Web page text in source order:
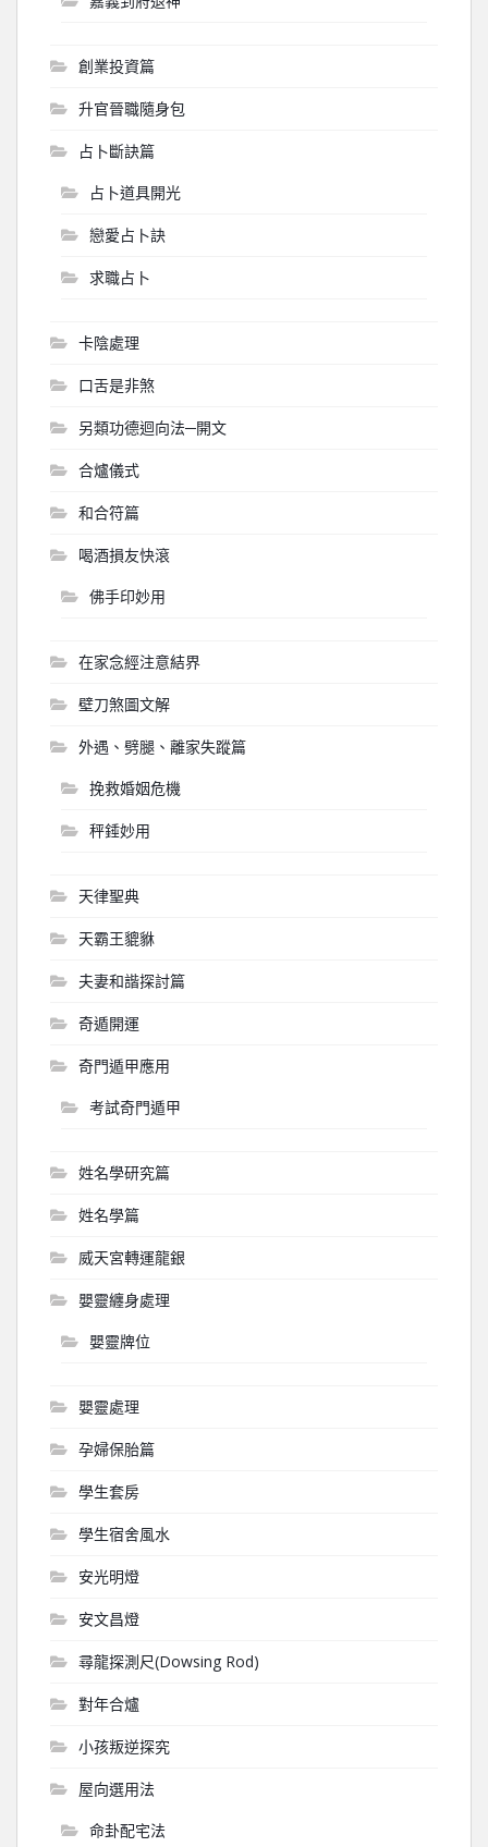
創業投資篇
升官晉職隨身包
占卜斷訣篇
占卜道具開光
戀愛占卜訣
求職占卜
卡陰處理
口舌是非煞
另類功德迴向法─開文
合爐儀式
和合符篇
喝酒損友快滾
佛手印妙用
在家念經注意結界
壁刀煞圖文解
外遇、劈腿、離家失蹤篇
挽救婚姻危機
秤錘妙用
天律聖典
天霸王貔貅
夫妻和諧探討篇
奇遁開運
奇門遁甲應用
考試奇門遁甲
姓名學研究篇
姓名學篇
威天宮轉運龍銀
嬰靈纏身處理
嬰靈牌位
嬰靈處理
孕婦保胎篇
學生套房
學生宿舍風水
安光明燈
安文昌燈
尋龍探測尺(Dowsing Rod)
對年合爐
小孩叛逆探究
屋向選用法
命卦配宅法